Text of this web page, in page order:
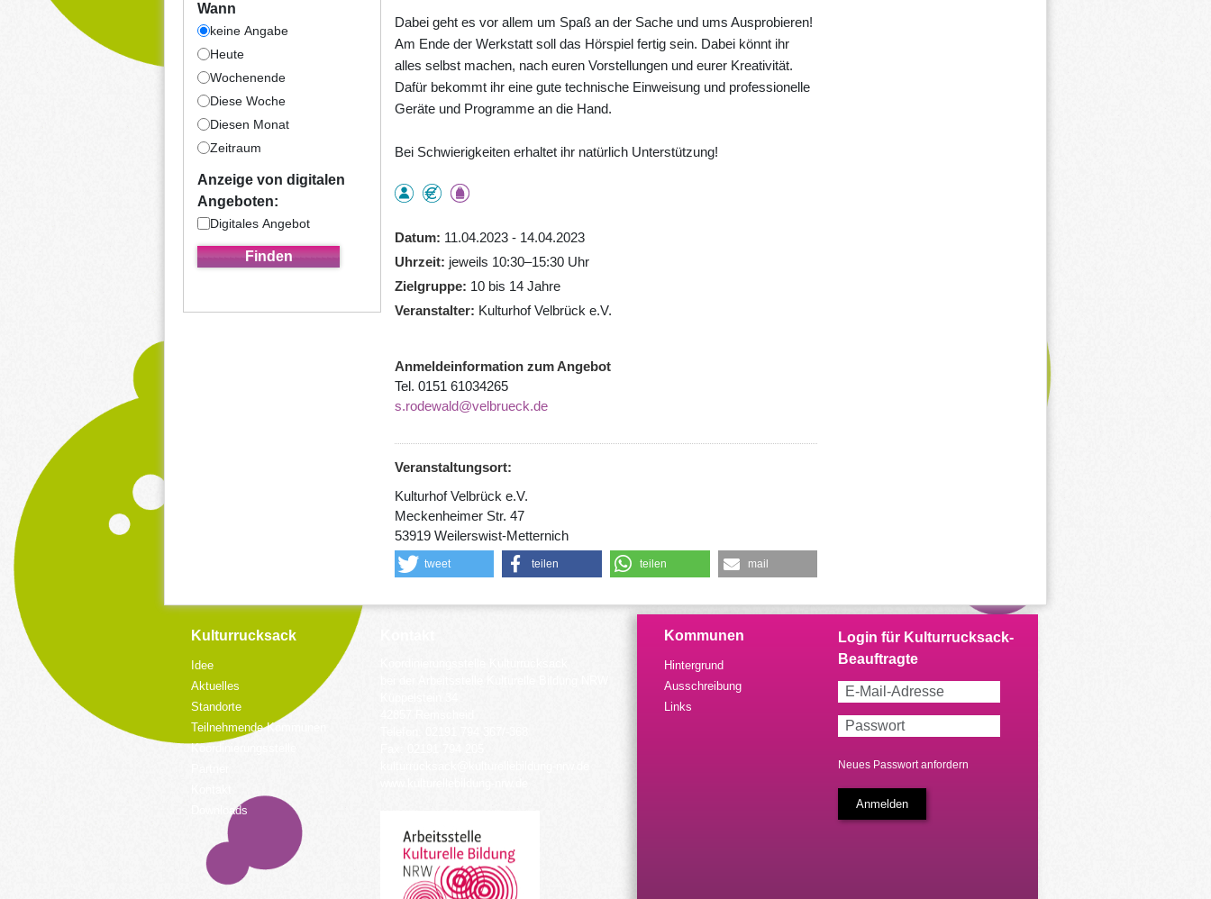
Wann
keine Angabe
Heute
Wochenende
Diese Woche
Diesen Monat
Zeitraum
Anzeige von digitalen
Angeboten:
Digitales Angebot
Dabei geht es vor allem um Spaß an der Sache und ums Ausprobieren!
Am Ende der Werkstatt soll das Hörspiel fertig sein. Dabei könnt ihr
alles selbst machen, nach euren Vorstellungen und eurer Kreativität.
Dafür bekommt ihr eine gute technische Einweisung und professionelle
Geräte und Programme an die Hand.
Bei Schwierigkeiten erhaltet ihr natürlich Unterstützung!
Datum
11.04.2023 - 14.04.2023
Uhrzeit
jeweils 10:30–15:30 Uhr
Zielgruppe
10 bis 14 Jahre
Veranstalter
Kulturhof Velbrück e.V.
Anmeldeinformation zum Angebot
Tel. 0151 61034265
s.rodewald@velbrueck.de
Veranstaltungsort:
Kulturhof Velbrück e.V.
Meckenheimer Str. 47
53919 Weilerswist-Metternich
tweet teilen teilen mail
Kulturrucksack
Idee
Aktuelles
Standorte
Teilnehmende Kommunen
Koordinierungsstelle
Downloads
Kommunen
Hintergrund
Ausschreibung
Links
Neues Passwort anfordern